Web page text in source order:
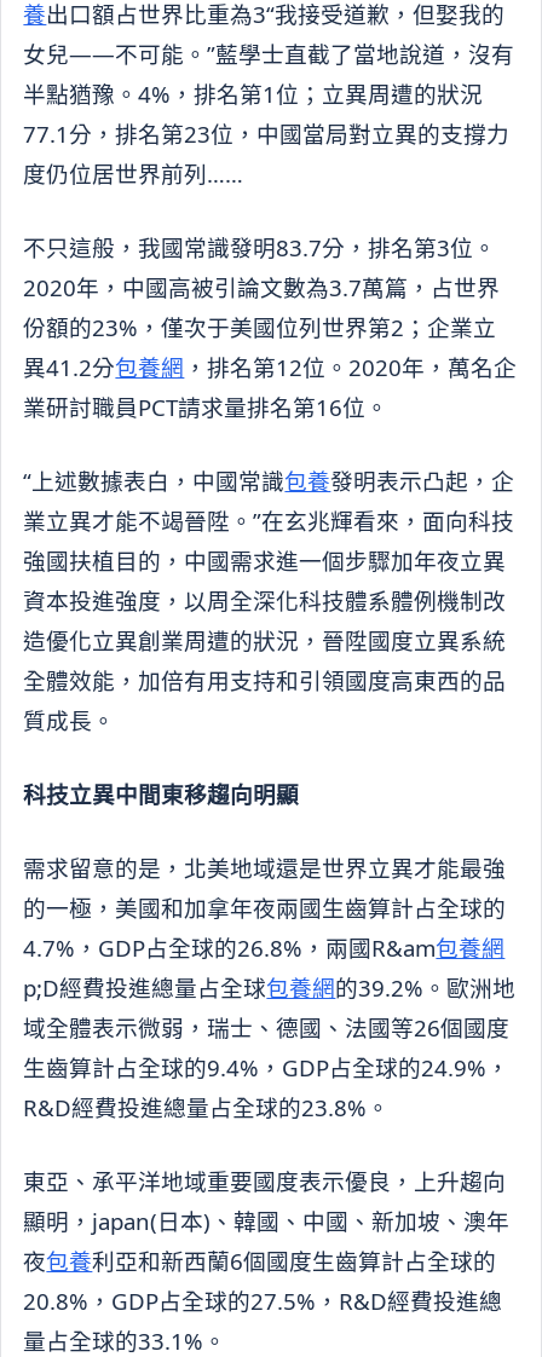
養出口額占世界比重為3“我接受道歉，但娶我的
女兒——不可能。”藍學士直截了當地說道，沒有
半點猶豫。4%，排名第1位；立異周遭的狀況
77.1分，排名第23位，中國當局對立異的支撐力
度仍位居世界前列……
不只這般，我國常識發明83.7分，排名第3位。
2020年，中國高被引論文數為3.7萬篇，占世界
份額的23%，僅次于美國位列世界第2；企業立
異41.2分包養網 ，排名第12位。2020年，萬名企
業研討職員PCT請求量排名第16位。
“上述數據表白，中國常識包養發明表示凸起，企
業立異才能不竭晉陞。”在玄兆輝看來，面向科技
強國扶植目的，中國需求進一個步驟加年夜立異
資本投進強度，以周全深化科技體系體例機制改
造優化立異創業周遭的狀況，晉陞國度立異系統
全體效能，加倍有用支持和引領國度高東西的品
質成長。
科技立異中間東移趨向明顯
需求留意的是，北美地域還是世界立異才能最強
的一極，美國和加拿年夜兩國生齒算計占全球的
4.7%，GDP占全球的26.8%，兩國R&am包養網
p;D經費投進總量占全球包養網的39.2%。歐洲地
域全體表示微弱，瑞士、德國、法國等26個國度
生齒算計占全球的9.4%，GDP占全球的24.9%，
R&D經費投進總量占全球的23.8%。
東亞、承平洋地域重要國度表示優良，上升趨向
顯明，japan(日本)、韓國、中國、新加坡、澳年
夜包養利亞和新西蘭6個國度生齒算計占全球的
20.8%，GDP占全球的27.5%，R&D經費投進總
量占全球的33.1%。